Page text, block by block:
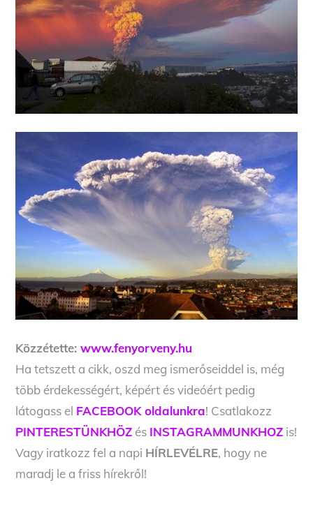
Közzétette:www.fenyorveny.hu
Ha tetszett a cikk, oszd meg ismerőseiddel is, még
több érdekességért, képért és videóért pedig
látogass el FACEBOOK oldalunkra! Csatlakozz
PINTERESTÜNKHÖZ és INSTAGRAMMUNKHOZ is!
Vagy iratkozz fel a napi HÍRLEVÉLRE, hogy ne
maradj le a friss hírekről!